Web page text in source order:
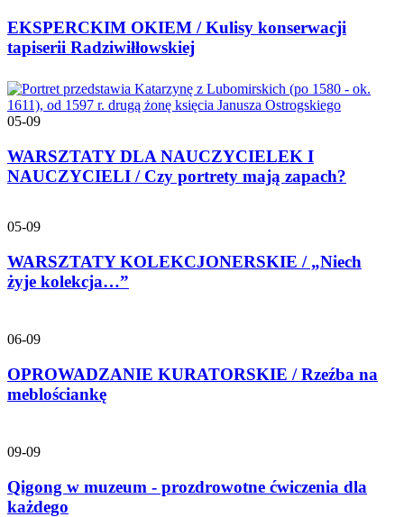
EKSPERCKIM OKIEM / Kulisy konserwacji
tapiserii Radziwiłłowskiej
05-09
WARSZTATY DLA NAUCZYCIELEK I
NAUCZYCIELI / Czy portrety mają zapach?
05-09
WARSZTATY KOLEKCJONERSKIE / „Niech
żyje kolekcja…”
06-09
OPROWADZANIE KURATORSKIE / Rzeźba na
meblościankę
09-09
Qigong w muzeum - prozdrowotne ćwiczenia dla
każdego